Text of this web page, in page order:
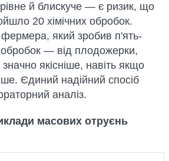
й блискуче — є ризик, що
20 хімічних обробок.
який зробив п'ять-
обробок — від плодожерки,
якісніше, навіть якщо
Єдиний надійний спосіб
аналіз.
масових отруєнь